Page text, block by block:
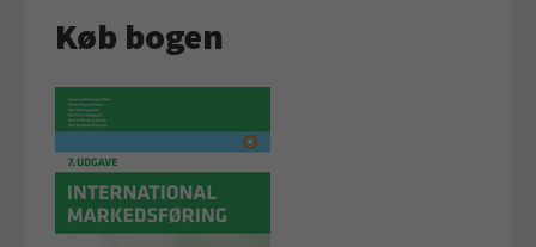
Køb bogen